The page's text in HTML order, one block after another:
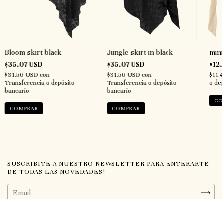
Bloom skirt black
$35.07 USD
$31.56 USD con
Transferencia o depósito
bancario
COMPRAR
Jungle skirt in black
$35.07 USD
$31.56 USD con
Transferencia o depósito
bancario
COMPRAR
o
SUSCRIBITE A NUESTRO NEWSLETTER PARA ENTERARTE
DE TODAS LAS NOVEDADES!